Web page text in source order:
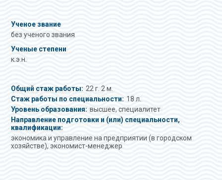
Ученое звание
без ученого звания
Ученые степени
к.э.н.
Общий стаж работы: 22 г. 2 м.
Стаж работы по специальности: 18 л.
Уровень образования: высшее, специалитет
Направление подготовки и (или) специальности,
квалификации:
экономика и управление на предприятии (в городском
хозяйстве), экономист-менеджер